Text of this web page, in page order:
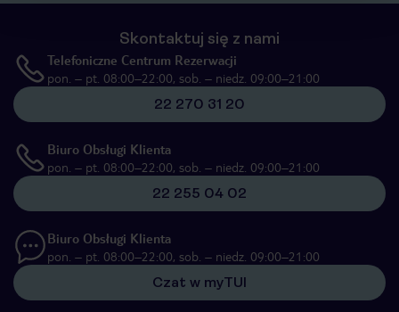
Skontaktuj się z nami
Telefoniczne Centrum Rezerwacji
pon. – pt. 08:00–22:00, sob. – niedz. 09:00–21:00
22 270 31 20
Biuro Obsługi Klienta
pon. – pt. 08:00–22:00, sob. – niedz. 09:00–21:00
22 255 04 02
Biuro Obsługi Klienta
pon. – pt. 08:00–22:00, sob. – niedz. 09:00–21:00
Czat w myTUI